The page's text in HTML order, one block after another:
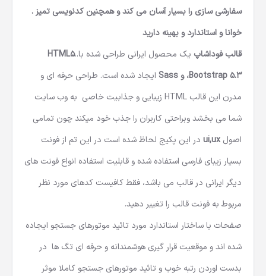
سفارشی سازی را بسیار آسان می کند و همچنین کدنویسی تمیز .
خوانا و استاندارد و بهینه دارید
قالب فوداشاپ یک محصول ایرانی طراحی شده با..HTML5
،Bootstrap 5.3 و Sass
ایجاد شده است. طراحی حرفه ای و
مدرن این قالب HTML
زیبایی و جذابیت خاصی به وب سایت
شما می بخشد وبراحتی کاربران را جذب خود میکند چون تمامی
اصول ui,ux در این پکیج لحاظ شده است در این تم از فونت
بسیار زیبای فارسی استفاده شده و قابلیت استفاده انواع فونت های
دیگر ایرانی در قالب می باشد، فقط کافیست کدهای مورد نظر
مربوط به فونت قالب را تغییر دهید.
صفحات با ساختار استاندارد مورد تائید موتورهای جستجو ایجاده
شده اند و موقعیت قرار گیری هوشمندانه و حرفه ای تگ ها در
بدست اوردن رتبه خوب و تائید موتورهای جستجو کاملا موثر